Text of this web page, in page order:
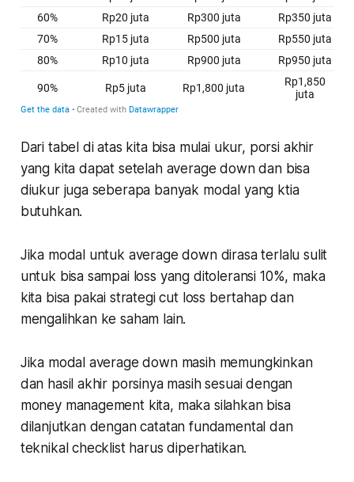
Dari tabel di atas kita bisa mulai ukur, porsi akhir
yang kita dapat setelah average down dan bisa
diukur juga seberapa banyak modal yang ktia
butuhkan.
Jika modal untuk average down dirasa terlalu sulit
untuk bisa sampai loss yang ditoleransi 10%, maka
kita bisa pakai strategi cut loss bertahap dan
mengalihkan ke saham lain.
Jika modal average down masih memungkinkan
dan hasil akhir porsinya masih sesuai dengan
money management kita, maka silahkan bisa
dilanjutkan dengan catatan fundamental dan
teknikal checklist harus diperhatikan.